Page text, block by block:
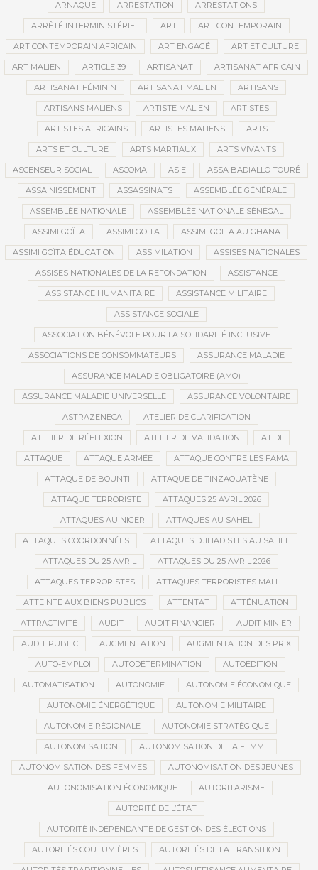
ARNAQUE ARRESTATION ARRESTATIONS
ARRÊTÉ INTERMINISTÉRIEL ART ART CONTEMPORAIN
ART CONTEMPORAIN AFRICAIN ART ENGAGÉ ART ET CULTURE
ART MALIEN ARTICLE 39 ARTISANAT ARTISANAT AFRICAIN
ARTISANAT FÉMININ ARTISANAT MALIEN ARTISANS
ARTISANS MALIENS ARTISTE MALIEN ARTISTES
ARTISTES AFRICAINS ARTISTES MALIENS ARTS
ARTS ET CULTURE ARTS MARTIAUX ARTS VIVANTS
ASCENSEUR SOCIAL ASCOMA ASIE ASSA BADIALLO TOURÉ
ASSAINISSEMENT ASSASSINATS ASSEMBLÉE GÉNÉRALE
ASSEMBLÉE NATIONALE ASSEMBLÉE NATIONALE SÉNÉGAL
ASSIMI GOÏTA ASSIMI GOITA ASSIMI GOITA AU GHANA
ASSIMI GOÏTA ÉDUCATION ASSIMILATION ASSISES NATIONALES
ASSISES NATIONALES DE LA REFONDATION ASSISTANCE
ASSISTANCE HUMANITAIRE ASSISTANCE MILITAIRE
ASSISTANCE SOCIALE
ASSOCIATION BÉNÉVOLE POUR LA SOLIDARITÉ INCLUSIVE
ASSOCIATIONS DE CONSOMMATEURS ASSURANCE MALADIE
ASSURANCE MALADIE OBLIGATOIRE (AMO)
ASSURANCE MALADIE UNIVERSELLE ASSURANCE VOLONTAIRE
ASTRAZENECA ATELIER DE CLARIFICATION
ATELIER DE RÉFLEXION ATELIER DE VALIDATION ATIDI
ATTAQUE ATTAQUE ARMÉE ATTAQUE CONTRE LES FAMA
ATTAQUE DE BOUNTI ATTAQUE DE TINZAOUATÈNE
ATTAQUE TERRORISTE ATTAQUES 25 AVRIL 2026
ATTAQUES AU NIGER ATTAQUES AU SAHEL
ATTAQUES COORDONNÉES ATTAQUES DJIHADISTES AU SAHEL
ATTAQUES DU 25 AVRIL ATTAQUES DU 25 AVRIL 2026
ATTAQUES TERRORISTES ATTAQUES TERRORISTES MALI
ATTEINTE AUX BIENS PUBLICS ATTENTAT ATTÉNUATION
ATTRACTIVITÉ AUDIT AUDIT FINANCIER AUDIT MINIER
AUDIT PUBLIC AUGMENTATION AUGMENTATION DES PRIX
AUTO-EMPLOI AUTODÉTERMINATION AUTOÉDITION
AUTOMATISATION AUTONOMIE AUTONOMIE ÉCONOMIQUE
AUTONOMIE ÉNERGÉTIQUE AUTONOMIE MILITAIRE
AUTONOMIE RÉGIONALE AUTONOMIE STRATÉGIQUE
AUTONOMISATION AUTONOMISATION DE LA FEMME
AUTONOMISATION DES FEMMES AUTONOMISATION DES JEUNES
AUTONOMISATION ÉCONOMIQUE AUTORITARISME
AUTORITÉ DE L’ÉTAT
AUTORITÉ INDÉPENDANTE DE GESTION DES ÉLECTIONS
AUTORITÉS COUTUMIÈRES AUTORITÉS DE LA TRANSITION